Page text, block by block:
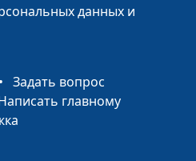
организации «Лига
Сергей Смирнов,
данных и
• Задать вопрос
главному